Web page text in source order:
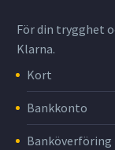
För din trygghet
Klarna.
Kort
Bankkonto
Banköverföring